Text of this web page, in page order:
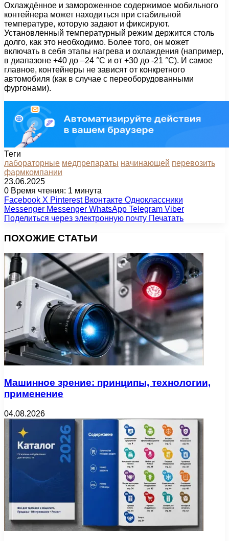
Охлаждённое и замороженное содержимое мобильного
контейнера может находиться при стабильной
температуре, которую задают и фиксируют.
Установленный температурный режим держится столь
долго, как это необходимо. Более того, он может
включать в себя этапы нагрева и охлаждения (например,
в диапазоне +40 до –24 °С и от +30 до -21 °С). И самое
главное, контейнеры не зависят от конкретного
автомобиля (как в случае с переоборудованными
фургонами).
Теги
лабораторные медпрепараты начинающей перевозить
фармкомпании
23.06.2025
0 Время чтения: 1 минута
Facebook X Pinterest Вконтакте Одноклассники
Messenger Messenger WhatsApp Telegram Viber
Поделиться через электронную почту Печатать
ПОХОЖИЕ СТАТЬИ
Машинное зрение: принципы, технологии,
применение
04.08.2026